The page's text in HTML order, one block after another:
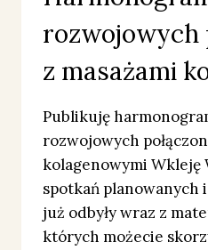
rozwojowych
z masażami
Publikuję
rozwojowych
kolagenowymi Wkleję
spotkań planowanych
już odbyły wraz z
których możecie